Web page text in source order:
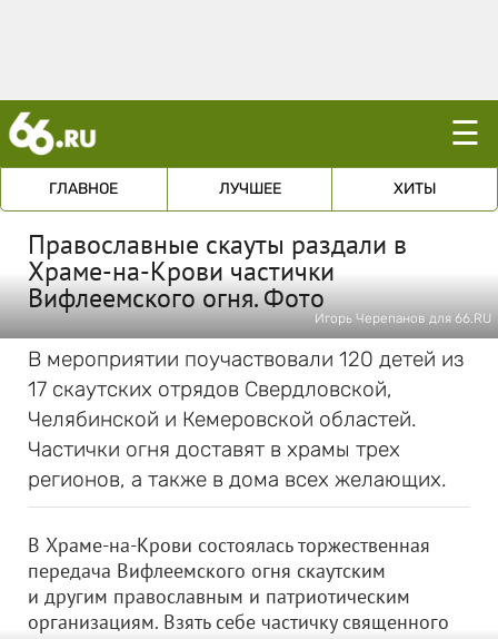
☰
ГЛАВНОЕ ЛУЧШЕЕ ХИТЫ
Православные скауты раздали в
Храме-на-Крови частички
Вифлеемского огня. Фото
Игорь Черепанов для 66.RU
В мероприятии поучаствовали 120 детей из
17 скаутских отрядов Свердловской,
Челябинской и Кемеровской областей.
Частички огня доставят в храмы трех
регионов, а также в дома всех желающих.
В Храме-на-Крови состоялась торжественная
передача Вифлеемского огня скаутским
и другим православным и патриотическим
организациям. Взять себе частичку священного